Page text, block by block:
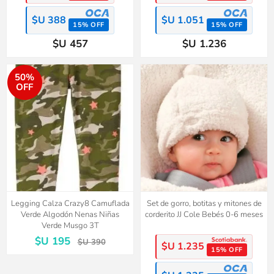
$U 388 15% OFF
$U 457
$U 1.051 15% OFF
$U 1.236
50%
OFF
Legging Calza Crazy8 Camuflada
Verde Algodón Nenas Niñas
Verde Musgo 3T
$U 195 $U 390
Set de gorro, botitas y mitones de
corderito JJ Cole Bebés 0-6 meses
$U 1.235 15% OFF